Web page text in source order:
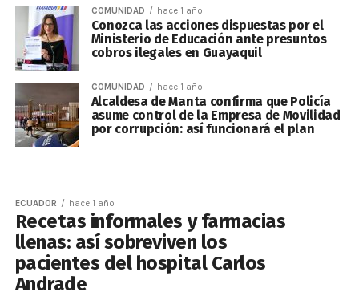
COMUNIDAD hace 1 año
Conozca las acciones dispuestas por el
Ministerio de Educación ante presuntos
cobros ilegales en Guayaquil
COMUNIDAD hace 1 año
Alcaldesa de Manta confirma que Policía
asume control de la Empresa de Movilidad
por corrupción: así funcionará el plan
ECUADOR hace 1 año
Recetas informales y farmacias
llenas: así sobreviven los
pacientes del hospital Carlos
Andrade